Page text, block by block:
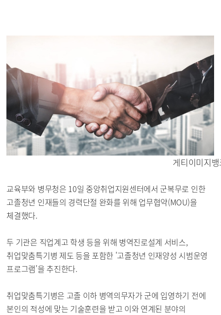
게티이미지
교육부와 병무청은 10일 중앙취업지원센터에서 군복무로 인한
고졸청년 인재들의 경력단절 완화를 위해 업무협약(MOU)을
체결했다.
두 기관은 직업계고 학생 등을 위해 병역진로설계 서비스,
취업맞춤특기병 제도 등을 포함한 '고졸청년 인재양성 시범운영
프로그램'을 추진한다.
취업맞춤특기병은 고졸 이하 병역의무자가 군에 입영하기 전에
본인의 적성에 맞는 기술훈련을 받고 이와 연계된 분야의